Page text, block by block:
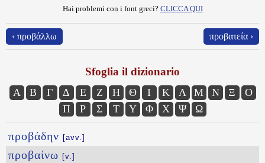
Hai problemi con i font greci? CLICCA QUI
‹ προβάλλω προβατεία ›
Sfoglia il dizionario
Α Β Γ Δ Ε Ζ Η Θ Ι Κ Λ Μ Ν Ξ
Ο
Π
Ρ Σ Τ Υ Φ Χ Ψ Ω
προβάδην [avv.]
προβαίνω [v.]